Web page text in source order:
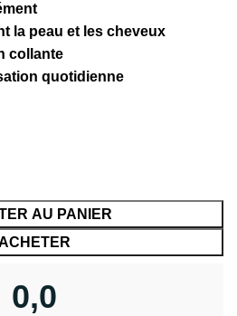
la peau et les cheveux
collante
quotidienne
AU PANIER
0,0